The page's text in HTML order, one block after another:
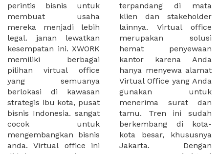
perintis bisnis untuk
membuat usaha
mereka menjadi lebih
legal. janan lewatkan
kesempatan ini. XWORK
memiliki berbagai
pilihan virtual office
yang semuanya
berlokasi di kawasan
strategis ibu kota, pusat
bisnis Indonesia. sangat
cocok untuk
mengembangkan bisnis
anda. Virtual office ini
terpandang di mata
klien dan stakeholder
lainnya. Virtual office
merupakan solusi
hemat penyewaan
kantor karena Anda
hanya menyewa alamat
Virtual Office yang Anda
gunakan untuk
menerima surat dan
tamu. Tren ini sudah
berkembang di kota-
kota besar, khususnya
Jakarta. Dengan